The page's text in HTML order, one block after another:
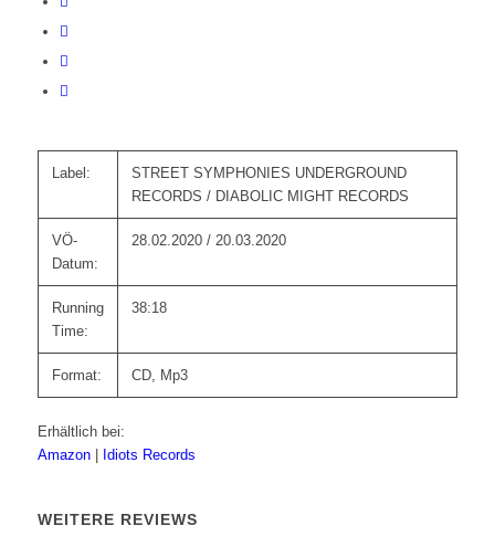
Label:
STREET SYMPHONIES UNDERGROUND
RECORDS / DIABOLIC MIGHT RECORDS
VÖ-
Datum:
28.02.2020 / 20.03.2020
Running
Time:
38:18
Format: CD, Mp3
Erhältlich bei:
Amazon
Idiots Records
WEITERE REVIEWS